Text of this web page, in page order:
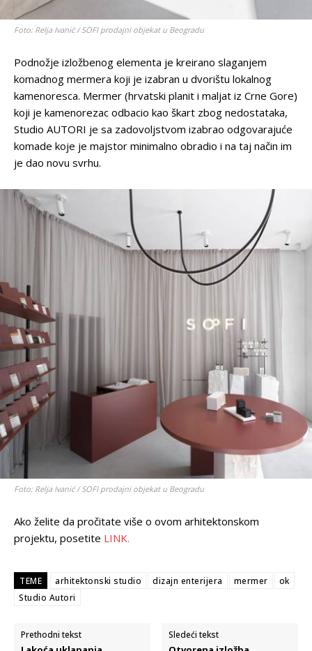
Foto: Relja Ivanić / SOFI prodajni objekat u Beogradu
Podnožje izložbenog elementa je kreirano slaganjem
komadnog mermera koji je izabran u dvorištu lokalnog
kamenoresca. Mermer (hrvatski planit i maljat iz Crne Gore)
koji je kamenorezac odbacio kao škart zbog nedostataka,
Studio AUTORI je sa zadovoljstvom izabrao odgovarajuće
komade koje je majstor minimalno obradio i na taj način im
je dao novu svrhu.
Foto: Relja Ivanić / SOFI prodajni objekat u Beogradu
Ako želite da pročitate više o ovom arhitektonskom
projektu, posetite LINK.
TEME arhitektonski studio dizajn enterijera mermer
ok
Studio Autori
Prethodni tekst Sledeći tekst